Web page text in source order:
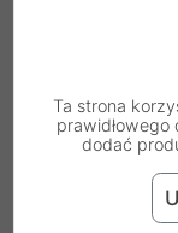
Kamila
Urządzenie
Ta strona
prawidłowego
dodać